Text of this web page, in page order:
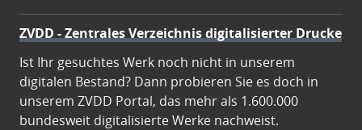
ZVDD - Zentrales Verzeichnis digitalisierter Drucke
Ist Ihr gesuchtes Werk noch nicht in unserem
digitalen Bestand? Dann probieren Sie es doch in
unserem ZVDD Portal, das mehr als 1.600.000
bundesweit digitalisierte Werke nachweist.